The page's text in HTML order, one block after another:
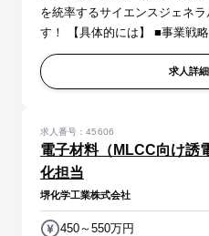
を統率するサイエンスジェネ
す！ 【具体的には】 ■事業戦略に直結する研究開発マネジメ
ント ■研究開発部門の組織体
の戦略的活用と責任者とし...
求人詳
電子材料（MLCC向け誘
化担当
求人番号：45606
堺化学工業株式会社
450～550万円